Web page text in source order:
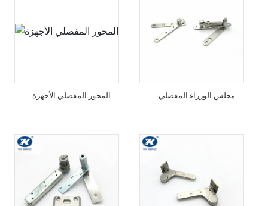
المحور المفصلي الأجهزة مجلس الوزراء المفصلي